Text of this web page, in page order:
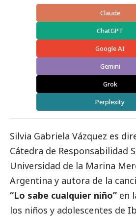
Claude
ChatGPT
Google AI
Gemini
Grok
Perplexity
Silvia Gabriela Vázquez es
Cátedra de Responsabilidad
Universidad de la Marina
Argentina y autora de la
“Lo sabe cualquier niño” en
los niños y adolescentes de